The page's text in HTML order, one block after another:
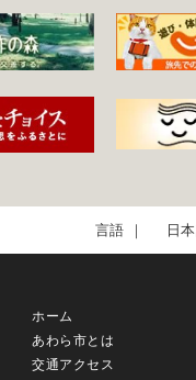
日
ホーム
あわら市とは
交通アクセス